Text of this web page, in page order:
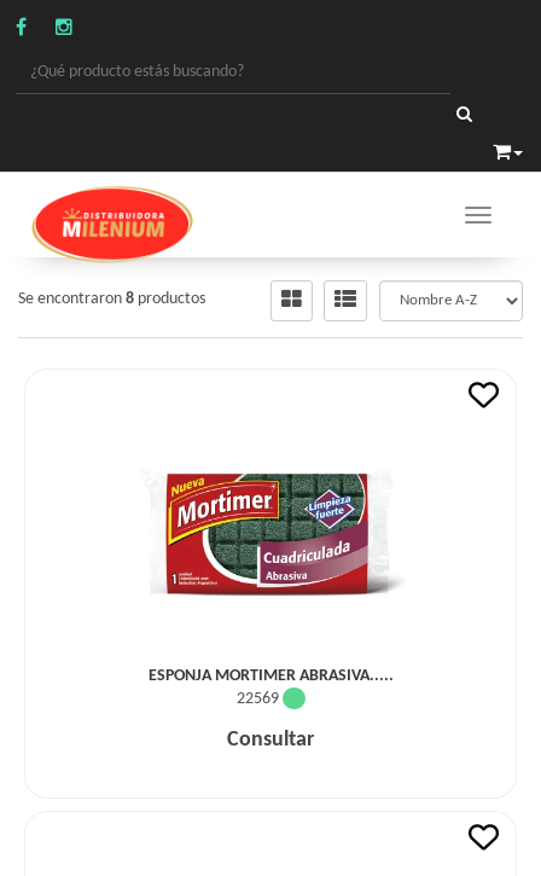
Toggle
LIMPIEZA
ESPONJAS - FIB.ESP.
Se encontraron 8 productos
ESPONJA MORTIMER ABRASIVA.....
22569
Consultar